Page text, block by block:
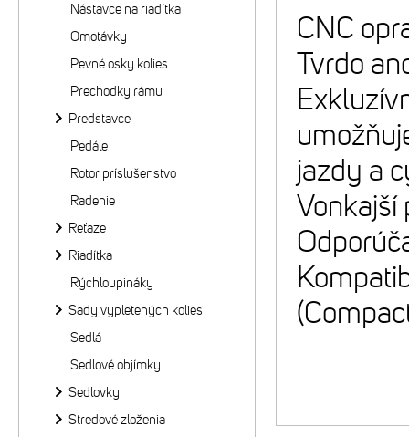
CNC
Tvrdo
jazdy a
Vonkajší
Nástavce na riadítka
Omotávky
Pevné osky kolies
Prechodky rámu
Predstavce
Pedále
Rotor príslušenstvo
Radenie
Reťaze
Riadítka
Rýchloupináky
Sady vypletených kolies
Sedlá
Sedlové objímky
Sedlovky
Stredové zloženia